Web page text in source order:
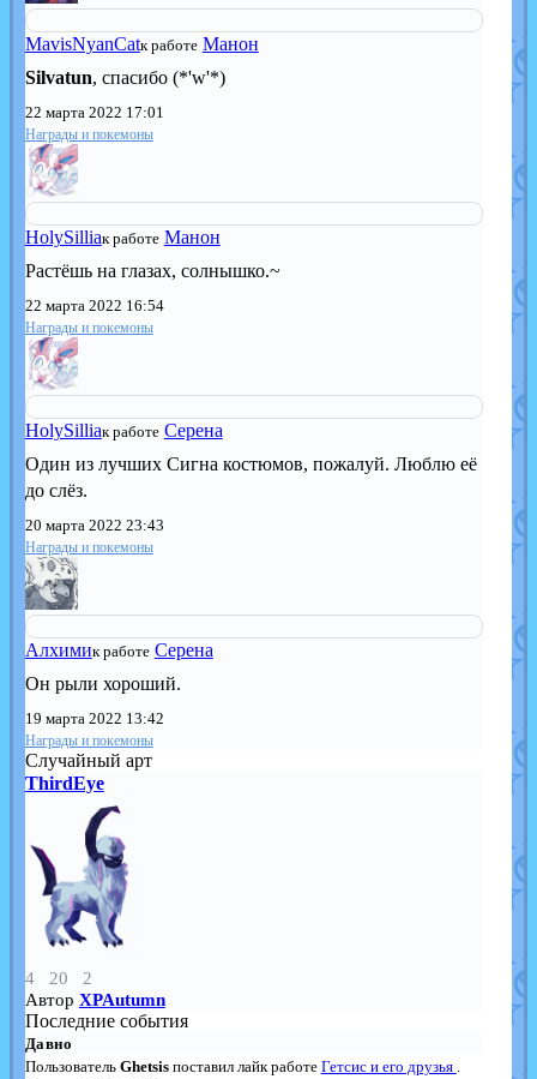
MavisNyanCatк работе Манон
Silvatun, спасибо (*'w'*)
22 марта 2022 17:01
Награды и покемоны
HolySilliaк работе Манон
Растёшь на глазах, солнышко.~
22 марта 2022 16:54
Награды и покемоны
HolySilliaк работе Серена
Один из лучших Сигна костюмов, пожалуй. Люблю её
до слёз.
20 марта 2022 23:43
Награды и покемоны
Алхимик работе Серена
Он рыли хороший.
19 марта 2022 13:42
Награды и покемоны
Случайный арт
ThirdEye
4 20 2
Автор XPAutumn
Последние события
Давно
Пользователь Ghetsisпоставил лайк работе Гетсис и его друзья .